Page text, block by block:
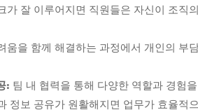
가 잘 이루어지면 직원들은 자신이 조직
움을 함께 해결하는 과정에서 개인의 부
: 팀 내 협력을 통해 다양한 역할과 경험
정보 공유가 원활해지면 업무가 효율적